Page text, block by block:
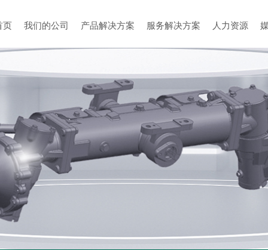
页 我们的公司 产品解决方案 服务解决方案 人力资源